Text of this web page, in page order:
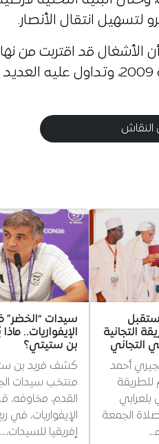
انتقال الأنصار.
الأشغال قد اقتربت من
تأخر كبير عرفه المشروع الذي انطلق سنة 2009،
النقاش
التجانية
التجاني
أحمد
للطريقة
الجمعة
سيدات “الخضر”
الإيفواريات..
بن ستيتي؟
كشف فريد بن
منتخب سيدات
القدم، مخاوفه،
الإيفواريات،
إفريقيا للسيدات،…